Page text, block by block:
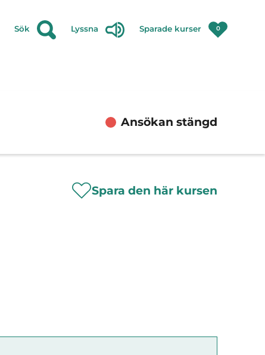
Sök Lyssna Sparade kurser 0
Ansökan stängd
Spara den här kursen